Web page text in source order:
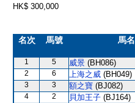
HK$ 300,000
名次 馬號 馬名
1 5 威景 (BH086)
2 6 上海之威 (BH049)
3 3 額之寶 (BJ082)
4 2 貝加王子 (BJ164)